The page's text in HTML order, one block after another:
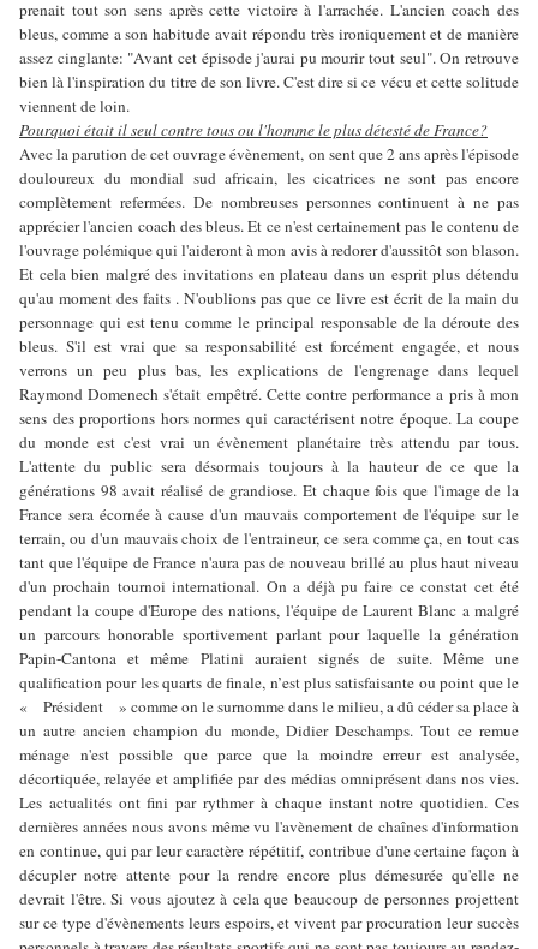
prenait tout son sens après cette victoire à l'arrachée. L'ancien coach des
bleus, comme a son habitude avait répondu très ironiquement et de manière
assez cinglante: "Avant cet épisode j'aurai pu mourir tout seul". On retrouve
bien là l'inspiration du titre de son livre. C'est dire si ce vécu et cette solitude
viennent de loin.
Pourquoi était il seul contre tous ou l'homme le plus détesté de France?
Avec la parution de cet ouvrage évènement, on sent que 2 ans après l'épisode
douloureux du mondial sud africain, les cicatrices ne sont pas encore
complètement refermées. De nombreuses personnes continuent à ne pas
apprécier l'ancien coach des bleus. Et ce n'est certainement pas le contenu de
l'ouvrage polémique qui l'aideront à mon avis à redorer d'aussitôt son blason.
Et cela bien malgré des invitations en plateau dans un esprit plus détendu
qu'au moment des faits . N'oublions pas que ce livre est écrit de la main du
personnage qui est tenu comme le principal responsable de la déroute des
bleus. S'il est vrai que sa responsabilité est forcément engagée, et nous
verrons un peu plus bas, les explications de l'engrenage dans lequel
Raymond Domenech s'était empêtré. Cette contre performance a pris à mon
sens des proportions hors normes qui caractérisent notre époque. La coupe
du monde est c'est vrai un évènement planétaire très attendu par tous.
L'attente du public sera désormais toujours à la hauteur de ce que la
générations 98 avait réalisé de grandiose. Et chaque fois que l'image de la
France sera écornée à cause d'un mauvais comportement de l'équipe sur le
terrain, ou d'un mauvais choix de l'entraineur, ce sera comme ça, en tout cas
tant que l'équipe de France n'aura pas de nouveau brillé au plus haut niveau
d'un prochain tournoi international. On a déjà pu faire ce constat cet été
pendant la coupe d'Europe des nations, l'équipe de Laurent Blanc a malgré
un parcours honorable sportivement parlant pour laquelle la génération
Papin-Cantona et même Platini auraient signés de suite. Même une
qualification pour les quarts de finale, n’est plus satisfaisante ou point que le
« Président » comme on le surnomme dans le milieu, a dû céder sa place à
un autre ancien champion du monde, Didier Deschamps. Tout ce remue
ménage n'est possible que parce que la moindre erreur est analysée,
décortiquée, relayée et amplifiée par des médias omniprésent dans nos vies.
Les actualités ont fini par rythmer à chaque instant notre quotidien. Ces
dernières années nous avons même vu l'avènement de chaînes d'information
en continue, qui par leur caractère répétitif, contribue d'une certaine façon à
décupler notre attente pour la rendre encore plus démesurée qu'elle ne
devrait l'être. Si vous ajoutez à cela que beaucoup de personnes projettent
sur ce type d'évènements leurs espoirs, et vivent par procuration leur succès